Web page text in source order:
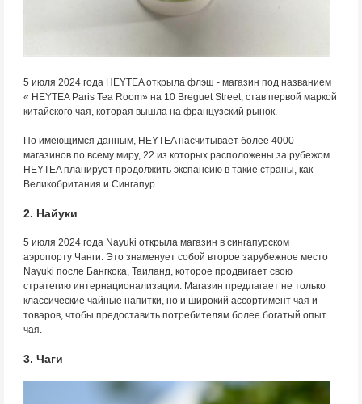
5 июля 2024 года HEYTEA открыла флэш - магазин под названием
« HEYTEA Paris Tea Room» на 10 Breguet Street, став первой маркой
китайского чая, которая вышла на французский рынок.
По имеющимся данным, HEYTEA насчитывает более 4000
магазинов по всему миру, 22 из которых расположены за рубежом.
HEYTEA планирует продолжить экспансию в такие страны, как
Великобритания и Сингапур.
2. Найуки
5 июля 2024 года Nayuki открыла магазин в сингапурском
аэропорту Чанги. Это знаменует собой второе зарубежное место
Nayuki после Бангкока, Таиланд, которое продвигает свою
стратегию интернационализации. Магазин предлагает не только
классические чайные напитки, но и широкий ассортимент чая и
товаров, чтобы предоставить потребителям более богатый опыт
чая.
3. Чаги